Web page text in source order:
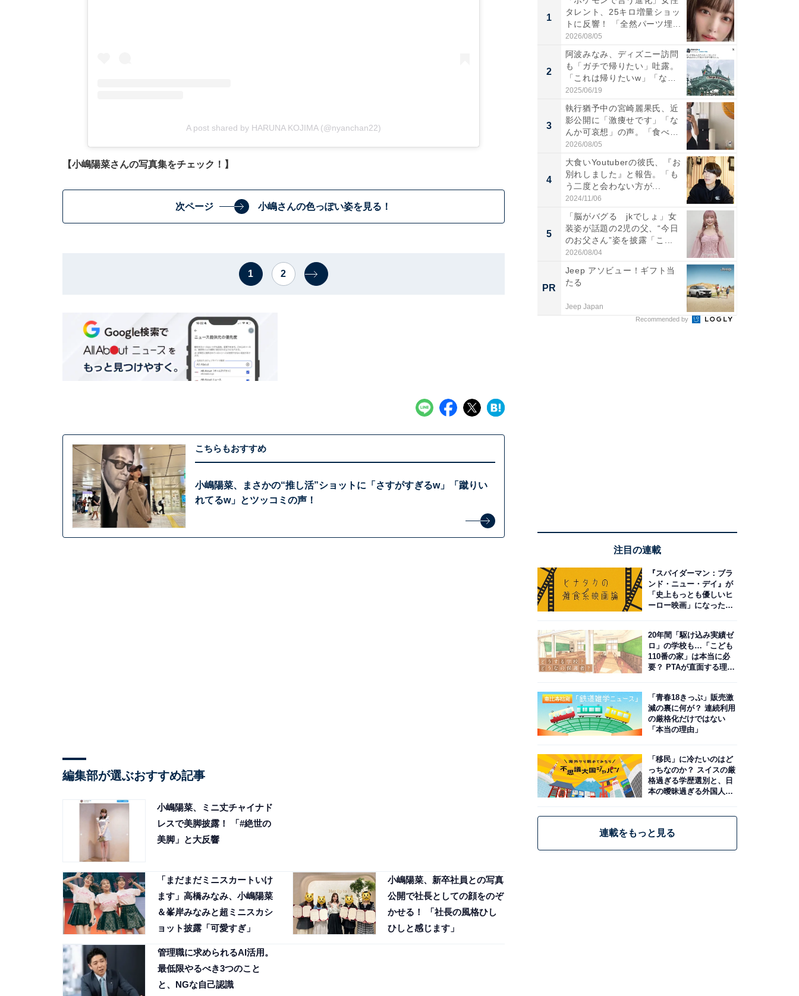
A post shared by HARUNA KOJIMA (@nyanchan22)
【小嶋陽菜さんの写真集をチェック！】
次ページ 小嶋さんの色っぽい姿を見る！
1 2
こちらもおすすめ
小嶋陽菜、まさかの“推し活”ショットに「さすがすぎるw」「蹴りい
れてるw」とツッコミの声！
編集部が選ぶおすすめ記事
小嶋陽菜、ミニ丈チャイナド
レスで美脚披露！ 「#絶世の
美脚」と大反響
「まだまだミニスカートいけ
ます」高橋みなみ、小嶋陽菜
＆峯岸みなみと超ミニスカシ
ョット披露「可愛すぎ」
小嶋陽菜、新卒社員との写真
公開で社長としての顔をのぞ
かせる！ 「社長の風格ひし
ひしと感じます」
管理職に求められるAI活用。
最低限やるべき3つのこと
と、NGな自己認識
1
タレント、25キロ増量ショッ
トに反響！ 「全然パーツ埋...
2026/08/05
2
阿波みなみ、ディズニー訪問
も「ガチで帰りたい」吐露。
「これは帰りたいw」「なん
ち...
2025/06/19
3
執行猶予中の宮崎麗果氏、近
影公開に「激痩せです」「な
んか可哀想」の声。「食べら
れ...
2026/08/05
4
大食いYoutuberの彼氏、『お
別れしました』と報告。「も
う二度と会わない方が...
2024/11/06
5
「脳がバグる jkでしょ」女
装姿が話題の2児の父、“今日
のお父さん”姿を披露「こ...
2026/08/04
PR
Jeep アソビュー！ギフト当
たる
Jeep Japan
Recommended by
注目の連載
『スパイダーマン：ブラ
ンド・ニュー・デイ』が
「史上もっとも優しいヒ
ーロー映画」になった理
20年間「駆け込み実績ゼ
ロ」の学校も…「こども
110番の家」は本当に必
要？ PTAが直面する理想
「青春18きっぷ」販売激
減の裏に何が？ 連続利用
の厳格化だけではない
「本当の理由」
「移民」に冷たいのはど
っちなのか？ スイスの厳
格過ぎる学歴選別と、日
本の曖昧過ぎる外国人政
連載をもっと見る